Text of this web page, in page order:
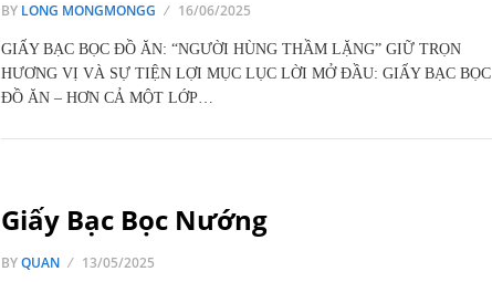
BY LONG MONGMONGG 16/06/2025
GIẤY BẠC BỌC ĐỒ ĂN: “NGƯỜI HÙNG THẦM LẶNG” GIỮ TRỌN
HƯƠNG VỊ VÀ SỰ TIỆN LỢI MỤC LỤC LỜI MỞ ĐẦU: GIẤY BẠC BỌC
ĐỒ ĂN – HƠN CẢ MỘT LỚP…
Giấy Bạc Bọc Nướng
BYQUAN 13/05/2025